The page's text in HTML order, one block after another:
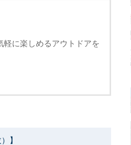
軽に楽しめるアウトドアを
】